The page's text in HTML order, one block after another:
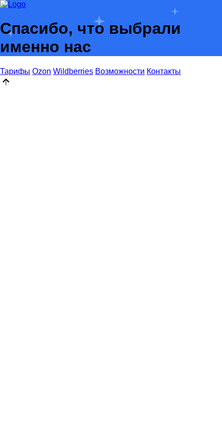
Спасибо, что выбрали
именно нас
Тарифы Ozon Wildberries Возможности Контакты